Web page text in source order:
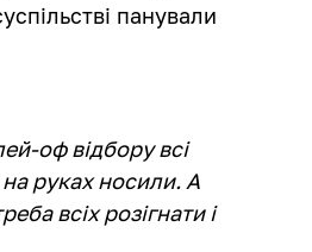
панували
оф відбору всі
руках носили. А
всіх розігнати і